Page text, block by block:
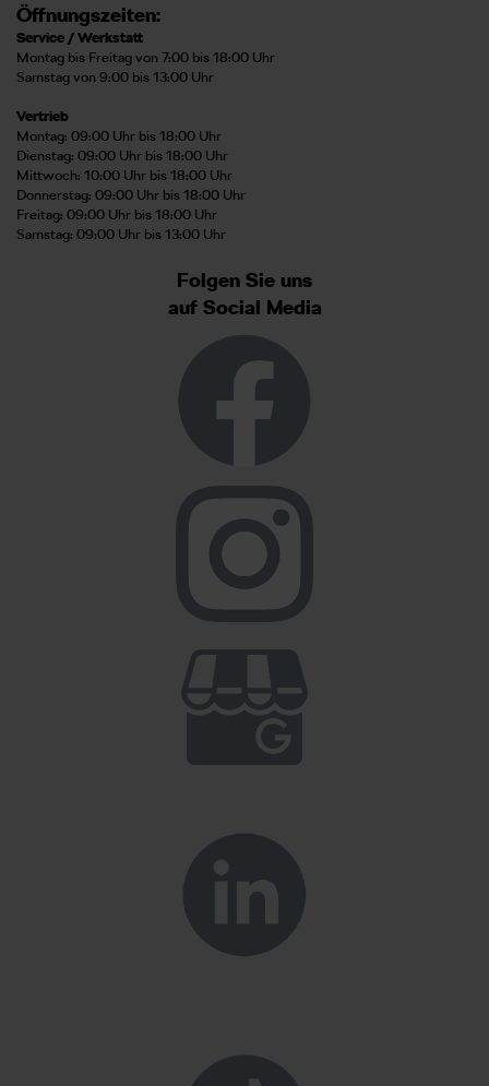
Öffnungszeiten:
Service / Werkstatt
Montag bis Freitag von 7:00 bis 18:00 Uhr
Samstag von 9:00 bis 13:00 Uhr
Vertrieb
Montag: 09:00 Uhr bis 18:00 Uhr
Dienstag: 09:00 Uhr bis 18:00 Uhr
Mittwoch: 10:00 Uhr bis 18:00 Uhr
Donnerstag: 09:00 Uhr bis 18:00 Uhr
Freitag: 09:00 Uhr bis 18:00 Uhr
Samstag: 09:00 Uhr bis 13:00 Uhr
Folgen Sie uns
auf Social Media